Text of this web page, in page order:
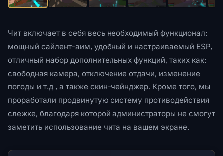
Чит включает в себя весь необходимый функционал:
мощный сайлент-аим, удобный и настраиваемый ESP,
отличный набор дополнительных функций, таких как:
свободная камера, отключение отдачи, изменение
погоды и т.д , а также скин-чейнджер. Кроме того, мы
проработали продвинутую систему противодействия
слежке, благодаря которой администраторы не смогут
заметить использование чита на вашем экране.